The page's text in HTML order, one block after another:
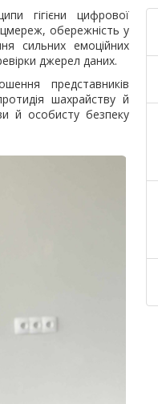
гігієни цифрової
обережність у
сильних емоційних
джерел даних.
представників
шахрайству й
й особисту безпеку